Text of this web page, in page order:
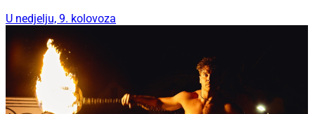
U nedjelju, 9. kolovoza